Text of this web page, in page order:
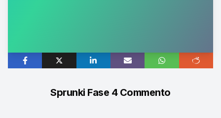
Sprunki Fase 4 Commento